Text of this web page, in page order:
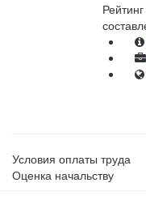
Условия оплаты труда
Оценка начальству